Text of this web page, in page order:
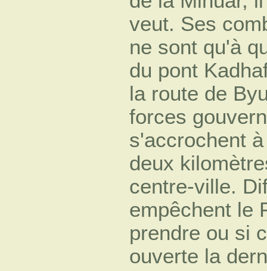
veut. Ses
ne sont qu'à
du pont
la route de
forces
s'accrochent
deux
centre-ville.
empêchent le
prendre ou si
ouverte la